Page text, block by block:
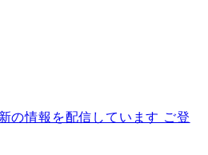
の情報を配信しています ご登